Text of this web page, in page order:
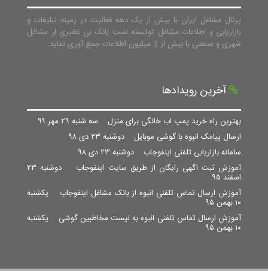
پرتال مشاغل ایران با بیش از یک دهه فعالیت در زمینه تبلیغات و
بازاریابی و اطلاعات مشاغل توانسته است بانک بی نظیری از مشاغل
شهری و صنعتی با بیش از 3 میلیون اطلاعات جمع آوری نماید.
آخرین رویدادها
بهترین راه خرید پمپ اب خانگی برای منزل سه شنبه ۲۹ مهر ۹۹
ارسال پیامک انبوه با گوشی موبایل دوشنبه ۲۳ دی ۹۸
سامانه بازاریابی تلفنی اینفوجاب دوشنبه ۲۳ دی ۹۸
آموزش ثبت اگهی رایگان از طریق سایت اینفوجاب
دوشنبه ۲۳
اسفند ۹۵
آموزش ارسال تماس تلفنی انبوه از بانک مشاغل اینفوجاب یکشنبه
۱۰ بهمن ۹۵
آموزش ارسال تماس تلفنی انبوه به لیست مخاطبین گوشی یکشنبه
۱۰ بهمن ۹۵